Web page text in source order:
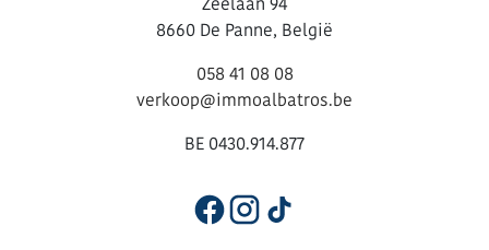
8660 De Panne, België
058 41 08 08
verkoop@immoalbatros.be
BE 0430.914.877